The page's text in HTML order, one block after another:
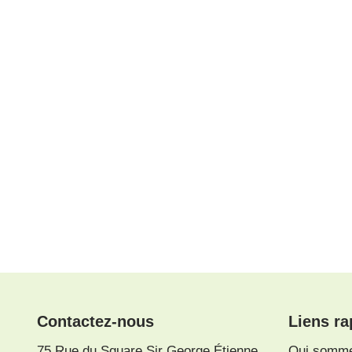
Contactez-nous Liens